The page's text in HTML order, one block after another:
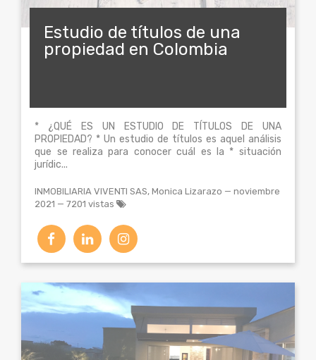
Estudio de títulos de una
propiedad en Colombia
* ¿QUÉ ES UN ESTUDIO DE TÍTULOS DE UNA
PROPIEDAD? * Un estudio de títulos es aquel análisis
que se realiza para conocer cuál es la * situación
jurídic...
INMOBILIARIA VIVENTI SAS, Monica Lizarazo —noviembre
2021 — 7201 vistas